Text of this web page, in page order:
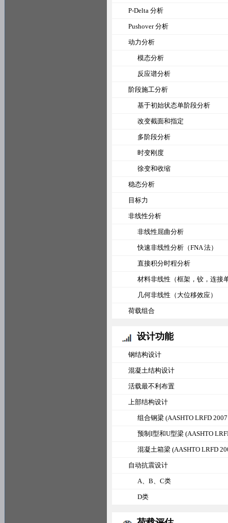
P-Delta 分析
Pushover 分析
动力分析
模态分析
反应谱分析
阶段施工分析
基于初始状态单阶段分析
改变截面和指定
多阶段分析
时变刚度
徐变和收缩
稳态分析
目标力
非线性分析
非线性屈曲分析
快速非线性分析（FNA 法）
直接积分时程分析
材料非线性（框架，铰，连接
几何非线性（大位移效应）
荷载组合
设计功能
钢结构设计
混凝土结构设计
活载最不利布置
上部结构设计
组合钢梁 (AASHTO LRFD 2007
预制I型和U型梁 (AASHTO LRFD
混凝土箱梁 (AASHTO LRFD
自动抗震设计
A、B、C类
D类